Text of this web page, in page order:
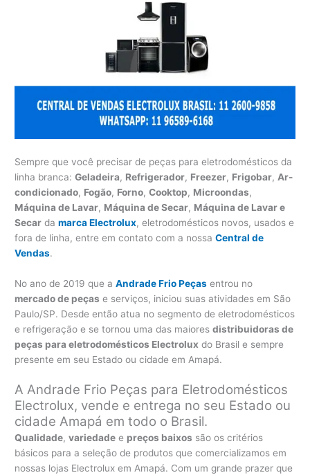
Sempre que você precisar de peças para eletrodomésticos da
linha branca:Geladeira, Refrigerador, Freezer, Frigobar,Ar-
condicionado, Fogão, Forno,Cooktop, Microondas,
Máquina de Lavar, Máquina de Secar, Máquina de Lavar e
Secar damarca Electrolux, eletrodomésticos novos, usados e
fora de linha, entre em contato com a nossaCentral de
Vendas.
No ano de 2019 que aAndrade Frio Peças entrou no
mercado de peças e serviços, iniciou suas atividades em São
Paulo/SP. Desde então atua no segmento de eletrodomésticos
e refrigeração e se tornou uma das maioresdistribuidoras de
peças para eletrodomésticos Electrolux do Brasil e sempre
presente em seu Estado ou cidade em Amapá.
A Andrade Frio Peças para Eletrodomésticos
Electrolux, vende e entrega no seu Estado ou
cidade Amapá em todo o Brasil.
Qualidade,variedade e preços baixos são os critérios
básicos para a seleção de produtos que comercializamos em
nossas lojas Electrolux em Amapá. Com um grande prazer que